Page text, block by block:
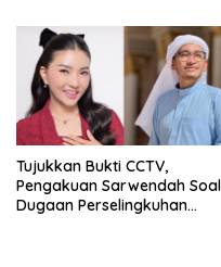
Tujukkan Bukti CCTV,
Pengakuan Sarwendah Soal
Dugaan Perselingkuhan